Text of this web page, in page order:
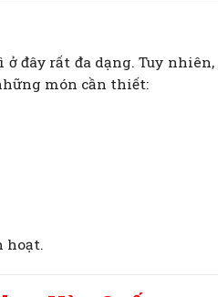
đây rất đa dạng. Tuy
món cần thiết:
hoạt.